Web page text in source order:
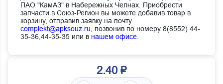
ПАО "КамАЗ" в Набережных Челнах. Приобрести
запчасти в Союз-Регион вы можете добавив товар в
корзину, отправив заявку на почту
complekt@apksouz.ru,
позвонив по номеру 8(8552) 44-
35-36,44-35-35 или в нашем офисе
2.40 ₽